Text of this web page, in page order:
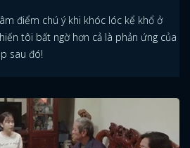
điểm chú ý khi khóc lóc kể khổ ở
tôi bất ngờ hơn cả là phản ứng của
sau đó!